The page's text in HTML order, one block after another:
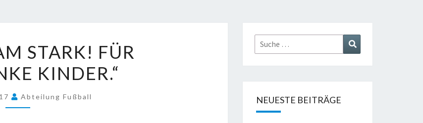
STARK!
FÜR
TODKRANKE
KINDER.“
STARK! FÜR
KINDER.“
Abteilung Fußball
Suche
nach:
NEUESTE BEITRÄGE